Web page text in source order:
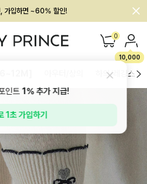
, 가입하면 ~60% 할인!
대 28,000원 혜택 0
10,000
하의/레깅스
인트1%추가 지급!
1초 가입하기